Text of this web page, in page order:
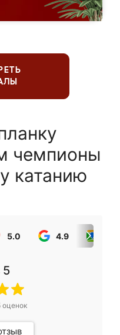
чемпионы
катанию
5.0 4.9
5
оценок